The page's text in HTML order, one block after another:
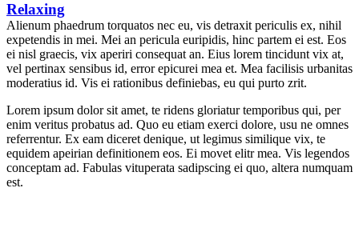
Relaxing
Alienum phaedrum torquatos nec eu, vis detraxit periculis ex, nihil
expetendis in mei. Mei an pericula euripidis, hinc partem ei est. Eos
ei nisl graecis, vix aperiri consequat an. Eius lorem tincidunt vix at,
vel pertinax sensibus id, error epicurei mea et. Mea facilisis urbanitas
moderatius id. Vis ei rationibus definiebas, eu qui purto zrit.
Lorem ipsum dolor sit amet, te ridens gloriatur temporibus qui, per
enim veritus probatus ad. Quo eu etiam exerci dolore, usu ne omnes
referrentur. Ex eam diceret denique, ut legimus similique vix, te
equidem apeirian definitionem eos. Ei movet elitr mea. Vis legendos
conceptam ad. Fabulas vituperata sadipscing ei quo, altera numquam
est.